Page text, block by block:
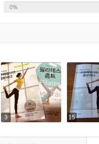
동영상 QR코드 수록
0%
3 15